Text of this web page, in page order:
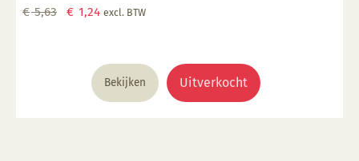
€5,63
Oorspronkelijke
€ 5,63.
€ 1,24Huidige
€ 1,24.
excl. BTW
Bekijken Uitverkocht